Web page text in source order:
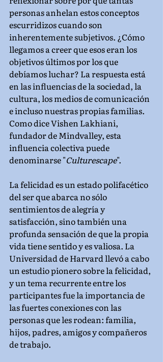
personas anhelan estos conceptos
escurridizos cuando son
inherentemente subjetivos. ¿Cómo
llegamos a creer que esos eran los
objetivos últimos por los que
debíamos luchar? La respuesta está
en las influencias de la sociedad, la
cultura, los medios de comunicación
e incluso nuestras propias familias.
Como dice Vishen Lakhiani,
fundador de Mindvalley, esta
influencia colectiva puede
denominarse "Culturescape".
La felicidad es un estado polifacético
del ser que abarca no sólo
sentimientos de alegría y
satisfacción, sino también una
profunda sensación de que la propia
vida tiene sentido y es valiosa. La
Universidad de Harvard llevó a cabo
un estudio pionero sobre la felicidad,
y un tema recurrente entre los
participantes fue la importancia de
las fuertes conexiones con las
personas que les rodean: familia,
hijos, padres, amigos y compañeros
de trabajo.